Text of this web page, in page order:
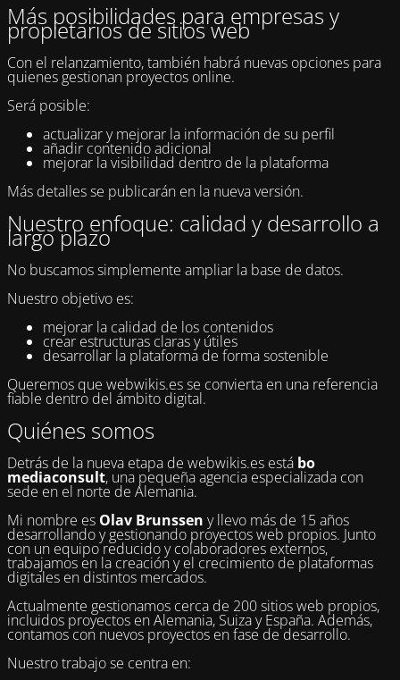
Más posibilidades para empresas y
propietarios de sitios web
Con el relanzamiento, también habrá nuevas opciones para
quienes gestionan proyectos online.
Será posible:
actualizar y mejorar la información de su perfil
añadir contenido adicional
mejorar la visibilidad dentro de la plataforma
Más detalles se publicarán en la nueva versión.
Nuestro enfoque: calidad y desarrollo a
largo plazo
No buscamos simplemente ampliar la base de datos.
Nuestro objetivo es:
mejorar la calidad de los contenidos
crear estructuras claras y útiles
desarrollar la plataforma de forma sostenible
Queremos que webwikis.es se convierta en una referencia
fiable dentro del ámbito digital.
Quiénes somos
Detrás de la nueva etapa de webwikis.es está bo
mediaconsult, una pequeña agencia especializada con
sede en el norte de Alemania.
Mi nombre es Olav Brunssen y llevo más de 15 años
desarrollando y gestionando proyectos web propios. Junto
con un equipo reducido y colaboradores externos,
trabajamos en la creación y el crecimiento de plataformas
digitales en distintos mercados.
Actualmente gestionamos cerca de 200 sitios web propios,
incluidos proyectos en Alemania, Suiza y España. Además,
contamos con nuevos proyectos en fase de desarrollo.
Nuestro trabajo se centra en: